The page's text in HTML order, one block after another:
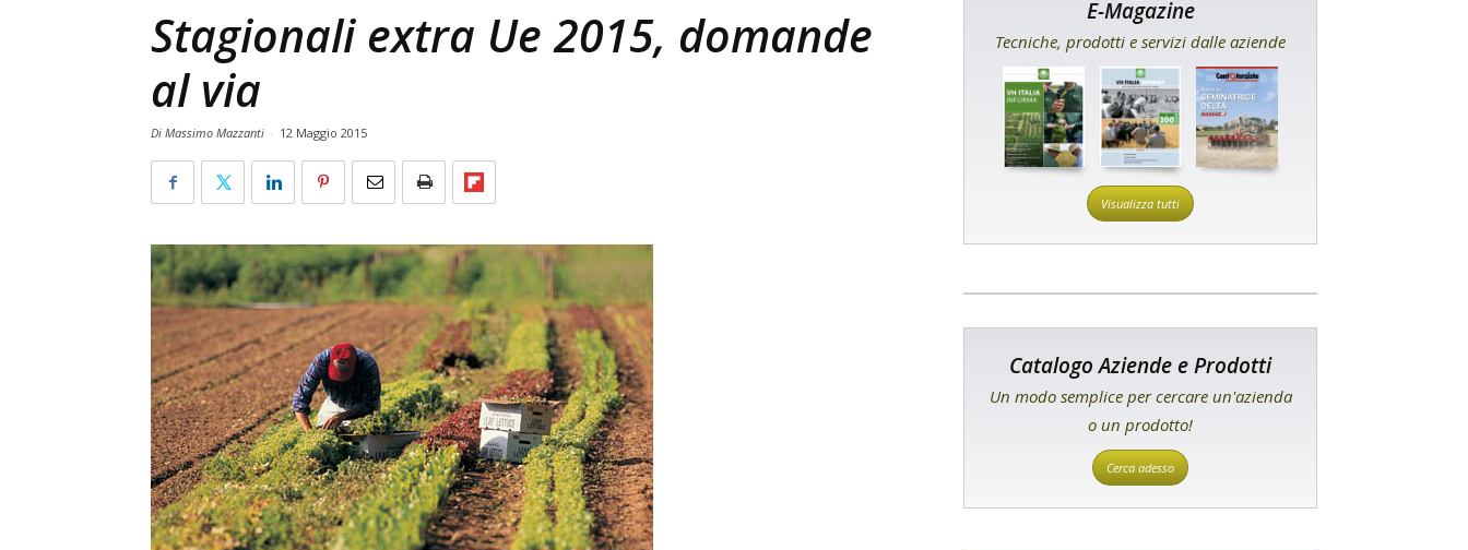
Stagionali extra Ue 2015, domande
al via
Di Massimo Mazzanti - 12 Maggio 2015
E-Magazine
Tecniche, prodotti e servizi dalle aziende
Visualizza tutti
Catalogo Aziende e Prodotti
Un modo semplice per cercare un'azienda
o un prodotto!
Cerca adesso